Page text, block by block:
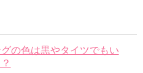
の色は黒やタイツでもい